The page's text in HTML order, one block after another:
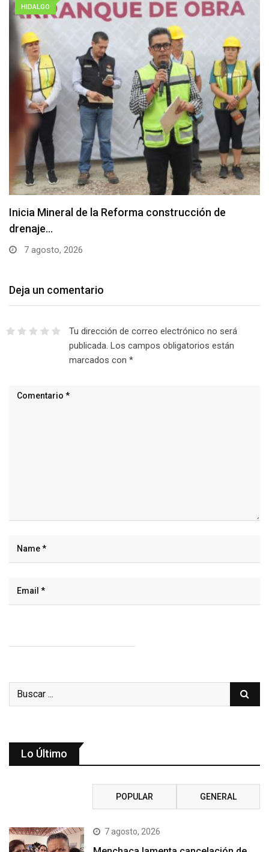
HIDALGO
Inicia Mineral de la Reforma construcción de
drenaje…
7 agosto, 2026
Deja un comentario
Tu dirección de correo electrónico no será
publicada. Los campos obligatorios están
marcados con *
Lo Último
POPULAR GENERAL
7 agosto, 2026